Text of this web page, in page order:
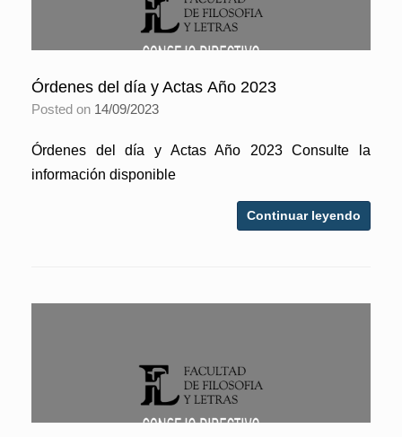
Órdenes del día y Actas Año 2023
Posted on 14/09/2023
Órdenes del día y Actas Año 2023 Consulte la
información disponible
Continuar leyendo